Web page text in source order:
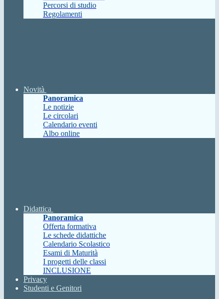
Percorsi di studio
Regolamenti
Novità
Panoramica
Le notizie
Le circolari
Calendario eventi
Albo online
Didattica
Panoramica
Offerta formativa
Le schede didattiche
Calendario Scolastico
Esami di Maturità
I progetti delle classi
INCLUSIONE
Privacy
Studenti e Genitori